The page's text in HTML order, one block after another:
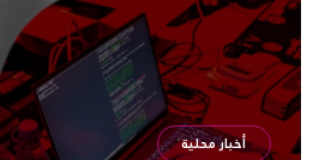
أخبار محلية